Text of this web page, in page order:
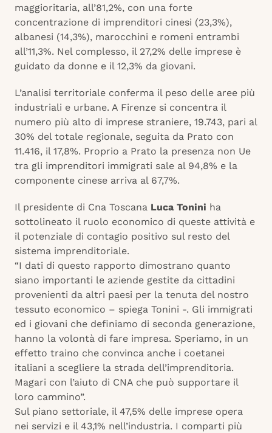
maggioritaria, all’81,2%, con una forte
concentrazione di imprenditori cinesi (23,3%),
albanesi (14,3%), marocchini e romeni entrambi
all’11,3%. Nel complesso, il 27,2% delle imprese è
guidato da donne e il 12,3% da giovani.
L’analisi territoriale conferma il peso delle aree più
industriali e urbane. A Firenze si concentra il
numero più alto di imprese straniere, 19.743, pari al
30% del totale regionale, seguita da Prato con
11.416, il 17,8%. Proprio a Prato la presenza non Ue
tra gli imprenditori immigrati sale al 94,8% e la
componente cinese arriva al 67,7%.
Il presidente di Cna Toscana Luca Tonini ha
sottolineato il ruolo economico di queste attività e
il potenziale di contagio positivo sul resto del
sistema imprenditoriale.
“I dati di questo rapporto dimostrano quanto
siano importanti le aziende gestite da cittadini
provenienti da altri paesi per la tenuta del nostro
tessuto economico – spiega Tonini -. Gli immigrati
ed i giovani che definiamo di seconda generazione,
hanno la volontà di fare impresa. Speriamo, in un
effetto traino che convinca anche i coetanei
italiani a scegliere la strada dell’imprenditoria.
Magari con l’aiuto di CNA che può supportare il
loro cammino”.
Sul piano settoriale, il 47,5% delle imprese opera
nei servizi e il 43,1% nell’industria. I comparti più